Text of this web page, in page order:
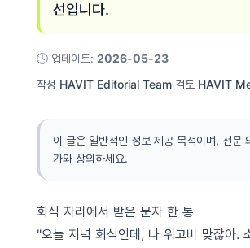
선입니다.
🕓 업데이트: 2026-05-23
작성 HAVIT Editorial Team·검토 HAVIT
이 글은 일반적인 정보 제공 목적이며, 전문
가와 상의하세요.
회식 자리에서 받은 문자 한 통
"오늘 저녁 회식인데, 나 위고비 맞잖아.